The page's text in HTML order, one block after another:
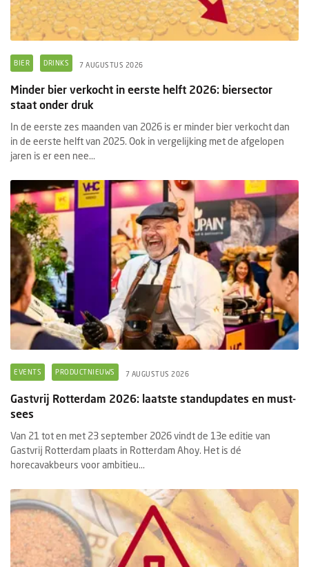
BIER DRINKS 7 AUGUSTUS 2026
Minder bier verkocht in eerste helft 2026: biersector
staat onder druk
In de eerste zes maanden van 2026 is er minder bier verkocht dan
in de eerste helft van 2025. Ook in vergelijking met de afgelopen
jaren is er een nee...
EVENTS PRODUCTNIEUWS 7 AUGUSTUS 2026
Gastvrij Rotterdam 2026: laatste standupdates en must-
sees
Van 21 tot en met 23 september 2026 vindt de 13e editie van
Gastvrij Rotterdam plaats in Rotterdam Ahoy. Het is dé
horecavakbeurs voor ambitieu...